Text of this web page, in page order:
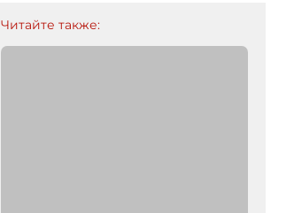
Читайте также: